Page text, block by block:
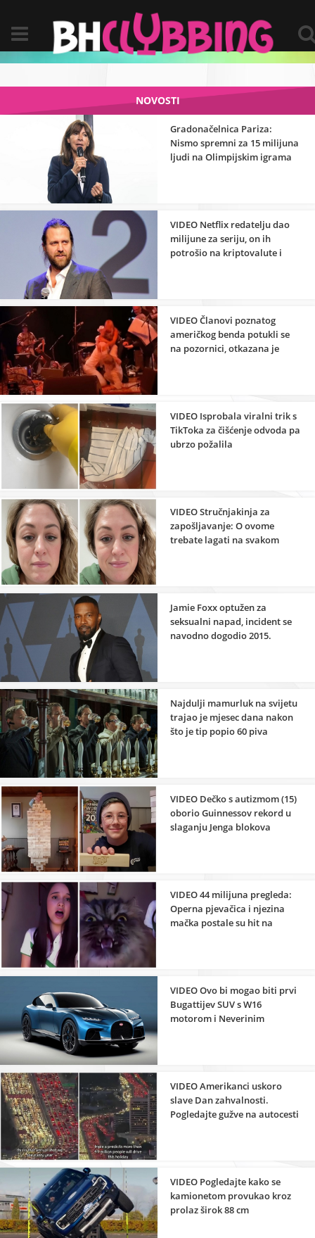
NOVOSTI
Gradonačelnica Pariza:
Nismo spremni za 15 milijuna
ljudi na Olimpijskim igrama
VIDEO Netflix redatelju dao
milijune za seriju, on ih
potrošio na kriptovalute i
VIDEO Članovi poznatog
američkog benda potukli se
na pozornici, otkazana je
VIDEO Isprobala viralni trik s
TikToka za čišćenje odvoda pa
ubrzo požalila
VIDEO Stručnjakinja za
zapošljavanje: O ovome
trebate lagati na svakom
Jamie Foxx optužen za
seksualni napad, incident se
navodno dogodio 2015.
Najdulji mamurluk na svijetu
trajao je mjesec dana nakon
što je tip popio 60 piva
VIDEO Dečko s autizmom (15)
oborio Guinnessov rekord u
slaganju Jenga blokova
VIDEO 44 milijuna pregleda:
Operna pjevačica i njezina
mačka postale su hit na
VIDEO Ovo bi mogao biti prvi
Bugattijev SUV s W16
motorom i Neverinim
VIDEO Amerikanci uskoro
slave Dan zahvalnosti.
Pogledajte gužve na autocesti
VIDEO Pogledajte kako se
kamionetom provukao kroz
prolaz širok 88 cm